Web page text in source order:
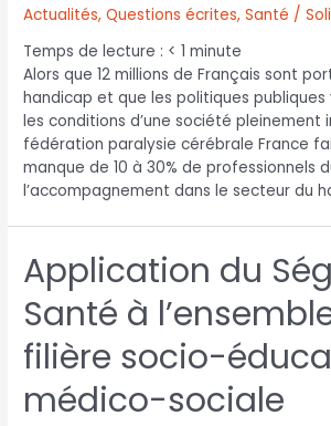
Actualités,Questions écrites,Santé /
Temps de lecture : < 1 minute
Alors que 12 millions de Français sont
handicap et que les politiques
les conditions d’une société pleinement
fédération paralysie cérébrale France
manque de 10 à 30% de professionnels
l’accompagnement dans le secteur du
Application du
Santé à
filière socio-
médico-sociale